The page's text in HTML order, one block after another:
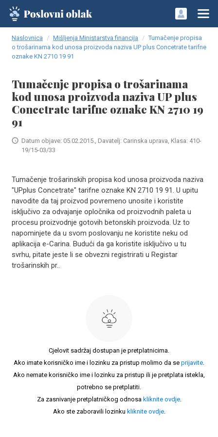
Naslovnica Mišljenja Ministarstva financija
Tumačenje propisa
o trošarinama kod unosa proizvoda naziva UP plus Concetrate tarifne
oznake KN 2710 19 91
Tumačenje propisa o trošarinama
kod unosa proizvoda naziva UP plus
Concetrate tarifne oznake KN 2710 19
91
Datum objave: 05.02.2015., Davatelj: Carinska uprava, Klasa: 410-
19/15-03/33
Tumačenje trošarinskih propisa kod unosa proizvoda naziva
"UPplus Concetrate" tarifne oznake KN 2710 19 91. U upitu
navodite da taj proizvod povremeno unosite i koristite
isključivo za odvajanje opločnika od proizvodnih paleta u
procesu proizvodnje gotovih betonskih proizvoda. Uz to
napominjete da u svom poslovanju ne koristite neku od
aplikacija e-Carina. Budući da ga koristite isključivo u tu
svrhu, pitate jeste li se obvezni registrirati u Registar
trošarinskih pr..
Cjelovit sadržaj dostupan je pretplatnicima.
Ako imate korisničko ime i lozinku za pristup molimo da se prijavite.
Ako nemate korisničko ime i lozinku za pristup ili je pretplata istekla,
potrebno se pretplatiti.
Za zasnivanje pretplatničkog odnosa kliknite ovdje.
Ako ste zaboravili lozinku kliknite ovdje.